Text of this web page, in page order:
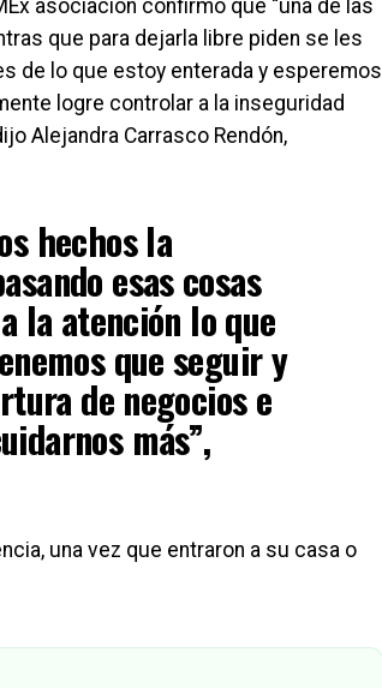
asociación confirmó que “una de las
que para dejarla libre piden se les
de lo que estoy enterada y esperemos
logre controlar a la inseguridad
Alejandra Carrasco Rendón,
hechos la
esas cosas
la atención lo que
que seguir y
de negocios e
más”,
una vez que entraron a su casa o